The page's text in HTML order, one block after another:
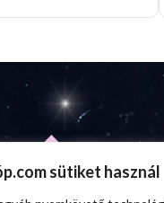
sütiket használ